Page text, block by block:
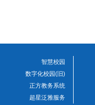
智慧校园
数字化校园(旧)
正方教务系统
超星泛雅服务